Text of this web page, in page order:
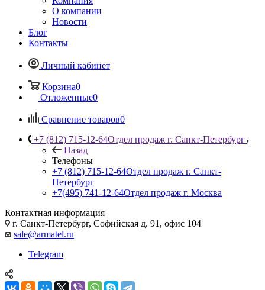
О компании
Новости
Блог
Контакты
Личный кабинет
Корзина0
Отложенные0
Сравнение товаров0
+7 (812) 715-12-64Отдел продаж г. Санкт-Петербург
Назад
Телефоны
+7 (812) 715-12-64Отдел продаж г. Санкт-
Петербург
+7(495) 741-12-64Отдел продаж г. Москва
Контактная информация
г. Санкт-Петербург, Софийская д. 91, офис 104
sale@armatel.ru
Telegram